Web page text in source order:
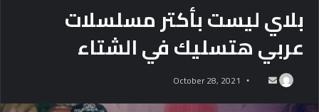
بلاي ليست بأكتر مسلسلات
عربي هتسليك في الشتاء
October 28, 2021